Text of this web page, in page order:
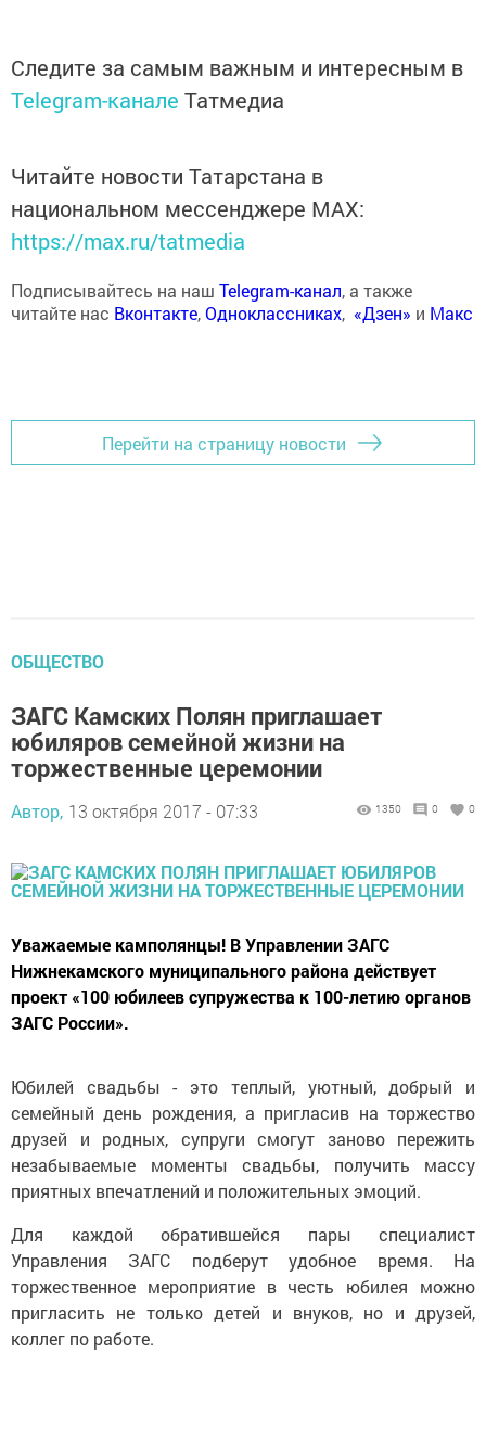
Следите за самым важным и интересным в
Telegram-канале Татмедиа
Читайте новости Татарстана в
национальном мессенджере MАХ:
https://max.ru/tatmedia
Подписывайтесь на наш Telegram-канал, а также
читайте нас Вконтакте,Одноклассниках, «Дзен» и Макс
Перейти на страницу новости
ОБЩЕСТВО
ЗАГС Камских Полян приглашает
юбиляров семейной жизни на
торжественные церемонии
Автор, 13 октября 2017 - 07:33 1350 0 0
Уважаемые камполянцы! В Управлении ЗАГС
Нижнекамского муниципального района действует
проект «100 юбилеев супружества к 100-летию органов
ЗАГС России».
Юбилей свадьбы - это теплый, уютный, добрый и
семейный день рождения, а пригласив на торжество
друзей и родных, супруги смогут заново пережить
незабываемые моменты свадьбы, получить массу
приятных впечатлений и положительных эмоций.
Для каждой обратившейся пары специалист
Управления ЗАГС подберут удобное время. На
торжественное мероприятие в честь юбилея можно
пригласить не только детей и внуков, но и друзей,
коллег по работе.